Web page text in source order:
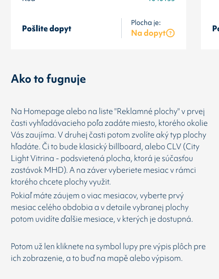
Pošlite dopyt
Plocha je:
Na dopyt
Ako to fugnuje
Na Homepage alebo na liste "Reklamné plochy" v prvej
časti vyhľadávacieho poľa zadáte miesto, ktorého okolie
Vás zaujíma. V druhej časti potom zvolíte aký typ plochy
hľadáte. Či to bude klasický billboard, alebo CLV (City
Light Vitrina - podsvietená plocha, ktorá je súčasťou
zastávok MHD). A na záver vyberiete mesiac v rámci
ktorého chcete plochy využit.
Pokiaľ máte záujem o viac mesiacov, vyberte prvý
mesiac celého obdobia a v detaile vybranej plochy
potom uvidíte ďalšie mesiace, v kterých je dostupná.
Potom už len kliknete na symbol lupy pre výpis plôch pre
ich zobrazenie, a to buď na mapě alebo výpisom.